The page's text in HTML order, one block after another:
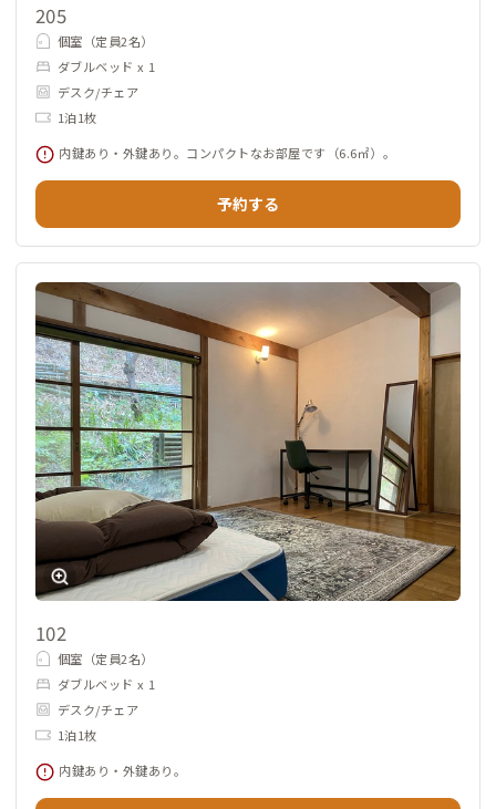
205
個室（定員2名）
ダブルベッド x 1
デスク/チェア
1泊1枚
内鍵あり・外鍵あり。コンパクトなお部屋です（6.6㎡）。
予約する
102
個室（定員2名）
ダブルベッド x 1
デスク/チェア
1泊1枚
内鍵あり・外鍵あり。